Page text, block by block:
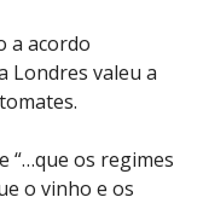
a acordo
Londres valeu a
“…que os regimes
o vinho e os